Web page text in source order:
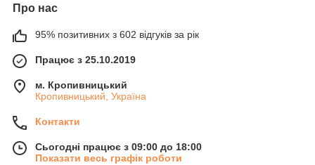
Про нас
95% позитивних з 602 відгуків за рік
Працює з 25.10.2019
м. Кропивницький
Кропивницький, Україна
Контакти
Сьогодні працює з 09:00 до 18:00
Показати весь графік роботи